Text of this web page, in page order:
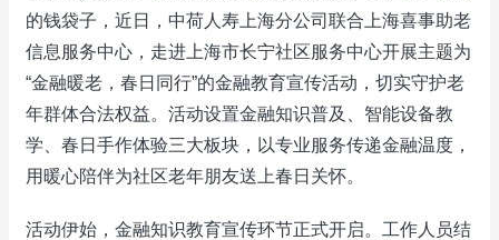
的钱袋子，近日，中荷人寿上海分公司联合上海喜事助老
信息服务中心，走进上海市长宁社区服务中心开展主题为
“金融暖老，春日同行”的金融教育宣传活动，切实守护老
年群体合法权益。活动设置金融知识普及、智能设备教
学、春日手作体验三大板块，以专业服务传递金融温度，
用暖心陪伴为社区老年朋友送上春日关怀。
活动伊始，金融知识教育宣传环节正式开启。工作人员结